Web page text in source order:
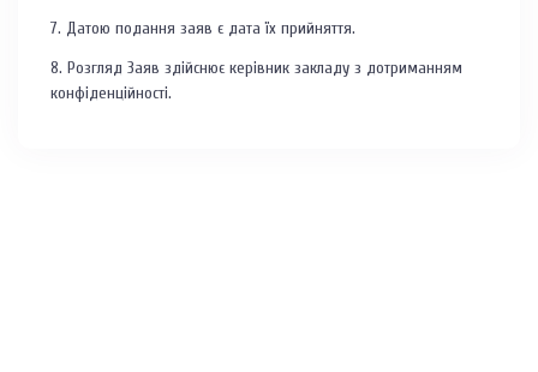
7. Датою подання заяв є дата їх прийняття.
8. Розгляд Заяв здійснює керівник закладу з дотриманням
конфіденційності.